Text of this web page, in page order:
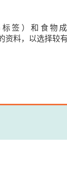
签）和食物
资料，以选择较